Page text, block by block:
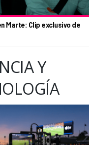
Marte: Clip exclusivo de
Y